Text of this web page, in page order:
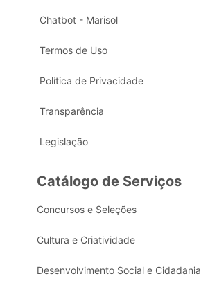
Chatbot - Marisol
Termos de Uso
Política de Privacidade
Transparência
Legislação
Catálogo de Serviços
Concursos e Seleções
Cultura e Criatividade
Desenvolvimento Social e Cidadania